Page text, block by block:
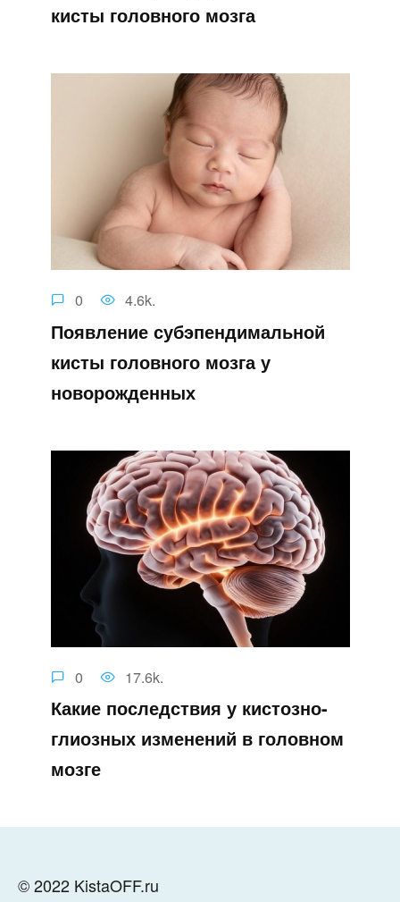
кисты головного мозга
0 4.6k.
Появление субэпендимальной
кисты головного мозга у
новорожденных
0 17.6k.
Какие последствия у кистозно-
глиозных изменений в головном
мозге
© 2022 KistaOFF.ru